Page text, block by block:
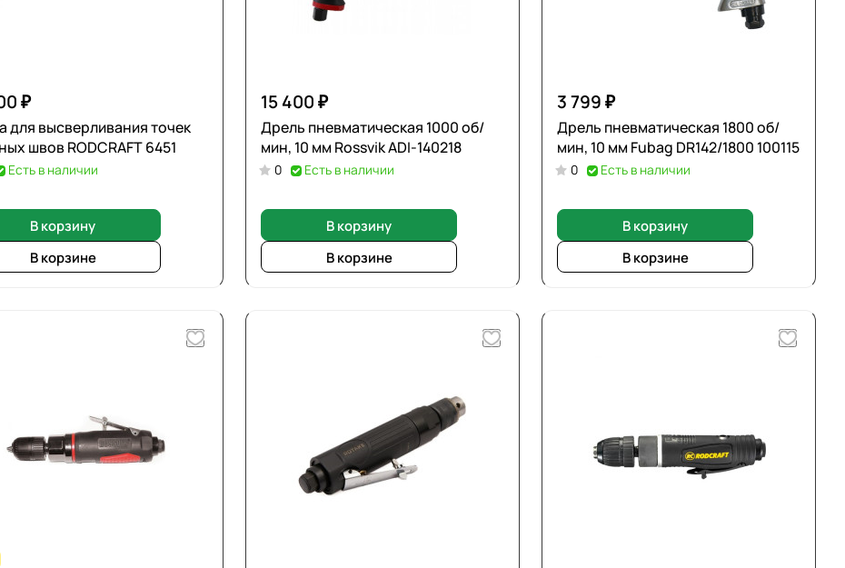
₽
для высверливания точек
швов RODCRAFT 6451
Есть в наличии
В корзину
В корзине
15 400 ₽
Дрель пневматическая 1000 об/
мин, 10 мм Rossvik ADI-140218
0 Есть в наличии
В корзину
В корзине
3 799 ₽
Дрель пневматическая 1800 об/
мин, 10 мм Fubag DR142/1800 100115
0 Есть в наличии
В корзину
В корзине